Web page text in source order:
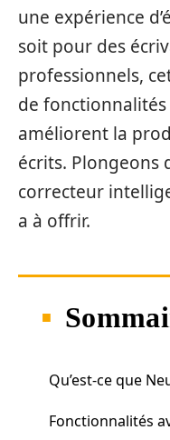
une expérience
soit pour des
professionnels,
de
améliorent la
écrits. Plongeons
correcteur
a à offrir.
Qu’est-ce que
Fonctionnalités